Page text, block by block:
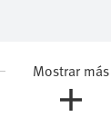
Mostrar más